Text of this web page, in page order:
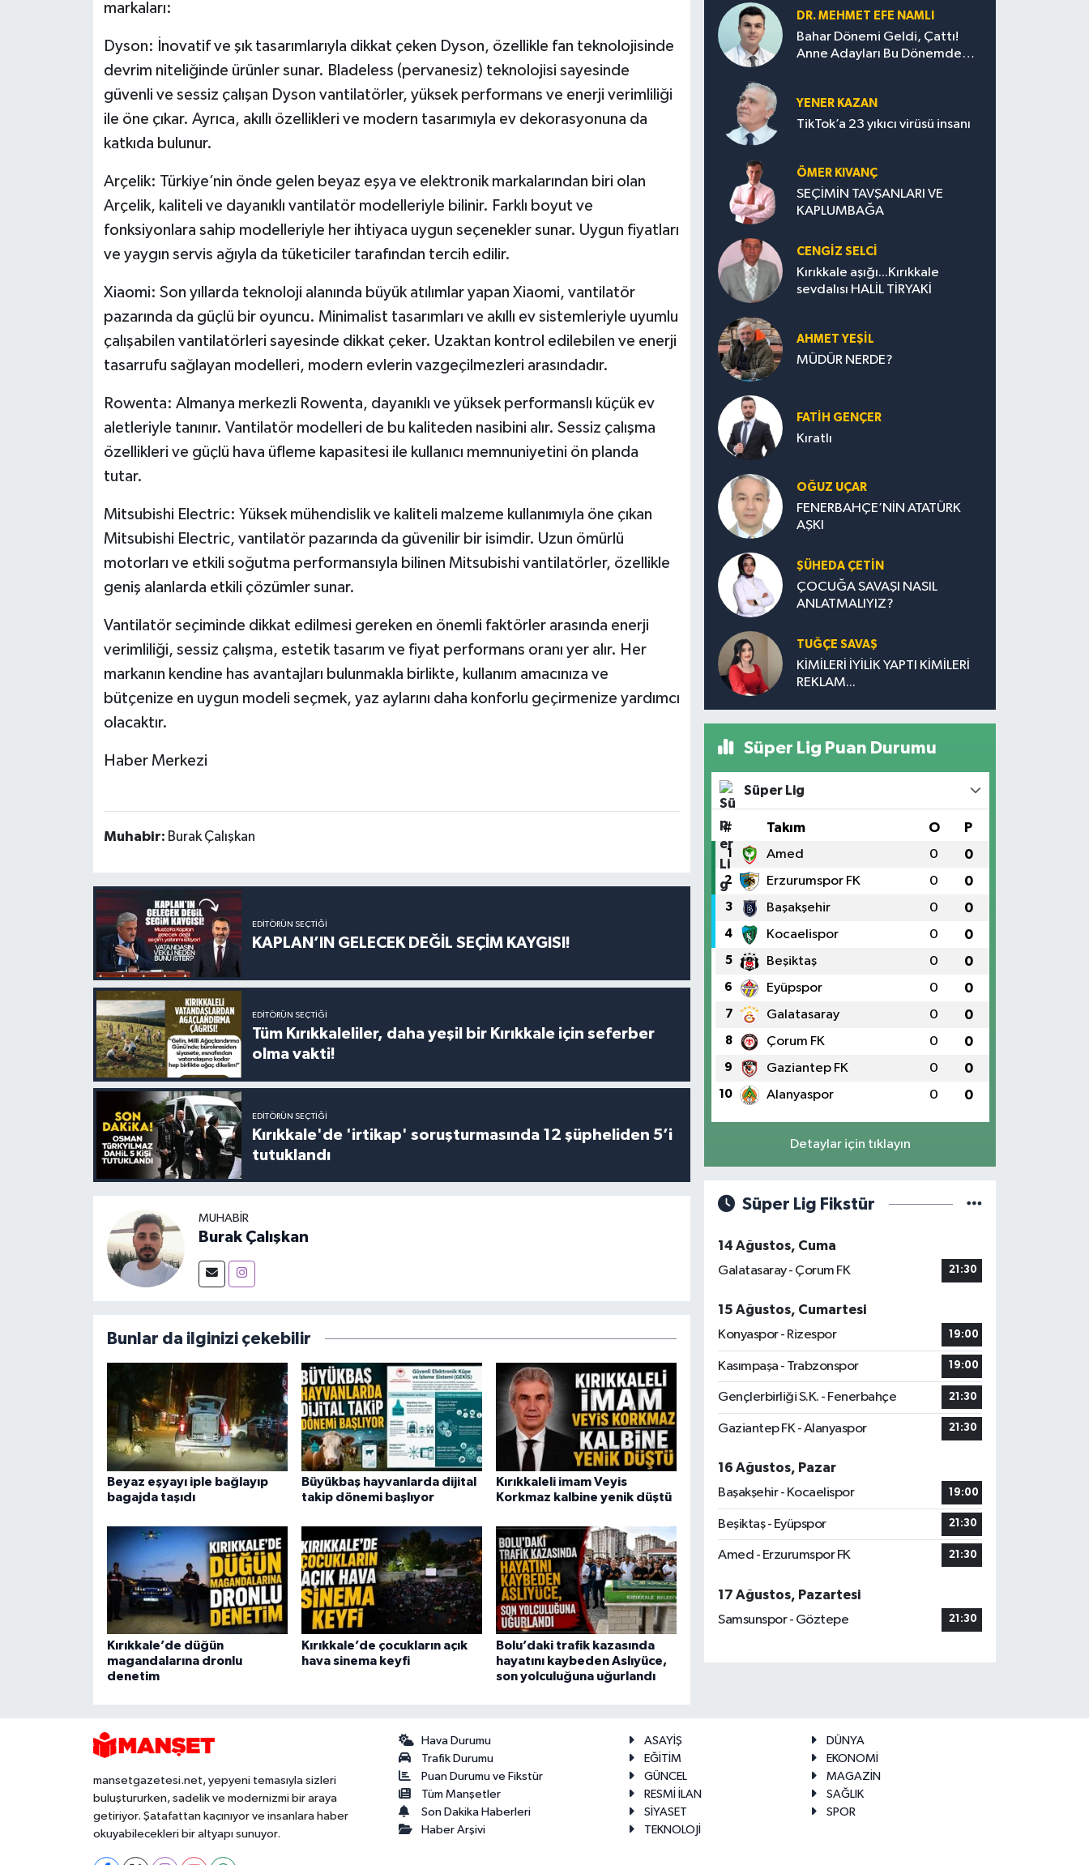
markaları:
Dyson: İnovatif ve şık tasarımlarıyla dikkat çeken Dyson, özellikle fan teknolojisinde
devrim niteliğinde ürünler sunar. Bladeless (pervanesiz) teknolojisi sayesinde
güvenli ve sessiz çalışan Dyson vantilatörler, yüksek performans ve enerji verimliliği
ile öne çıkar. Ayrıca, akıllı özellikleri ve modern tasarımıyla ev dekorasyonuna da
katkıda bulunur.
Arçelik: Türkiye’nin önde gelen beyaz eşya ve elektronik markalarından biri olan
Arçelik, kaliteli ve dayanıklı vantilatör modelleriyle bilinir. Farklı boyut ve
fonksiyonlara sahip modelleriyle her ihtiyaca uygun seçenekler sunar. Uygun fiyatları
ve yaygın servis ağıyla da tüketiciler tarafından tercih edilir.
Xiaomi: Son yıllarda teknoloji alanında büyük atılımlar yapan Xiaomi, vantilatör
pazarında da güçlü bir oyuncu. Minimalist tasarımları ve akıllı ev sistemleriyle uyumlu
çalışabilen vantilatörleri sayesinde dikkat çeker. Uzaktan kontrol edilebilen ve enerji
tasarrufu sağlayan modelleri, modern evlerin vazgeçilmezleri arasındadır.
Rowenta: Almanya merkezli Rowenta, dayanıklı ve yüksek performanslı küçük ev
aletleriyle tanınır. Vantilatör modelleri de bu kaliteden nasibini alır. Sessiz çalışma
özellikleri ve güçlü hava üfleme kapasitesi ile kullanıcı memnuniyetini ön planda
tutar.
Mitsubishi Electric: Yüksek mühendislik ve kaliteli malzeme kullanımıyla öne çıkan
Mitsubishi Electric, vantilatör pazarında da güvenilir bir isimdir. Uzun ömürlü
motorları ve etkili soğutma performansıyla bilinen Mitsubishi vantilatörler, özellikle
geniş alanlarda etkili çözümler sunar.
Vantilatör seçiminde dikkat edilmesi gereken en önemli faktörler arasında enerji
verimliliği, sessiz çalışma, estetik tasarım ve fiyat performans oranı yer alır. Her
markanın kendine has avantajları bulunmakla birlikte, kullanım amacınıza ve
bütçenize en uygun modeli seçmek, yaz aylarını daha konforlu geçirmenize yardımcı
olacaktır.
Haber Merkezi
Muhabir: Burak Çalışkan
EDITÖRÜN SEÇTIĞI
KAPLAN’IN GELECEK DEĞİL SEÇİM KAYGISI!
EDITÖRÜN SEÇTIĞI
Tüm Kırıkkaleliler, daha yeşil bir Kırıkkale için seferber
olma vakti!
EDITÖRÜN SEÇTIĞI
Kırıkkale'de 'irtikap' soruşturmasında 12 şüpheliden 5’i
tutuklandı
MUHABIR
Burak Çalışkan
Bunlar da ilginizi çekebilir
Beyaz eşyayı iple bağlayıp
bagajda taşıdı
Büyükbaş hayvanlarda dijital
takip dönemi başlıyor
Kırıkkaleli imam Veyis
Korkmaz kalbine yenik düştü
Kırıkkale’de düğün
magandalarına dronlu
denetim
Kırıkkale’de çocukların açık
hava sinema keyfi
Bolu’daki trafik kazasında
hayatını kaybeden Aslıyüce,
son yolculuğuna uğurlandı
DR. MEHMET EFE NAMLI
Bahar Dönemi Geldi, Çattı!
Anne Adayları Bu Dönemde
YENER KAZAN
TikTok’a 23 yıkıcı virüsü insanı
ÖMER KIVANÇ
SEÇİMİN TAVŞANLARI VE
KAPLUMBAĞA
CENGİZ SELCİ
Kırıkkale aşığı...Kırıkkale
sevdalısı HALİL TİRYAKİ
AHMET YEŞİL
MÜDÜR NERDE?
FATIH GENÇER
Kıratlı
OĞUZ UÇAR
FENERBAHÇE’NİN ATATÜRK
AŞKI
ŞÜHEDA ÇETİN
ÇOCUĞA SAVAŞI NASIL
ANLATMALIYIZ?
TUĞÇE SAVAŞ
KİMİLERİ İYİLİK YAPTI KİMİLERİ
REKLAM...
Süper Lig Puan Durumu
Süper Lig
# Takım O P
1 Amed 0 0
2 Erzurumspor FK 0 0
3 Başakşehir 0 0
4 Kocaelispor 0 0
5 Beşiktaş 0 0
6 Eyüpspor 0 0
7 Galatasaray 0 0
8 Çorum FK 0 0
9 Gaziantep FK 0 0
10 Alanyaspor 0 0
Detaylar için tıklayın
Süper Lig Fikstür
14 Ağustos, Cuma
Galatasaray - Çorum FK
21:30
15 Ağustos, Cumartesi
Konyaspor - Rizespor
19:00
Kasımpaşa - Trabzonspor 19:00
Gençlerbirliği S.K. - Fenerbahçe 21:30
Gaziantep FK - Alanyaspor 21:30
16 Ağustos, Pazar
Başakşehir - Kocaelispor
19:00
Beşiktaş - Eyüpspor 21:30
Amed - Erzurumspor FK 21:30
17 Ağustos, Pazartesi
Samsunspor - Göztepe
21:30
mansetgazetesi.net, yepyeni temasıyla sizleri
buluştururken, sadelik ve modernizmi bir araya
getiriyor. Şatafattan kaçınıyor ve insanlara haber
okuyabilecekleri bir altyapı sunuyor.
Hava Durumu
Trafik Durumu
Puan Durumu ve Fikstür
Tüm Manşetler
Son Dakika Haberleri
Haber Arşivi
ASAYİŞ
DÜNYA
EĞİTİM
EKONOMİ
GÜNCEL
MAGAZİN
RESMİ İLAN
SAĞLIK
SİYASET
SPOR
TEKNOLOJİ